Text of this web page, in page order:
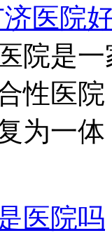
医院
是一
性医
为一
医院吗